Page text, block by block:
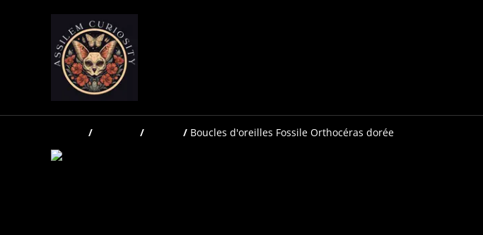
/ / / Boucles d'oreilles Fossile Orthocéras dorée